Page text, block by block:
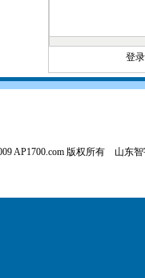
登
AP1700.com 版权所有 山东